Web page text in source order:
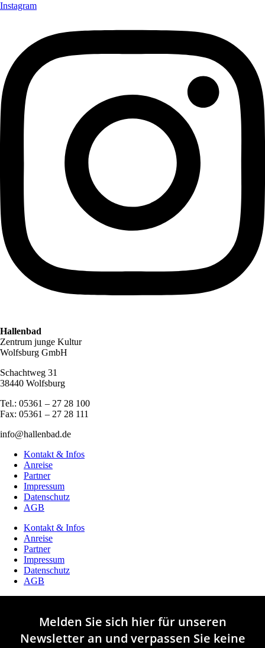
Instagram
Hallenbad
Zentrum junge Kultur
Wolfsburg GmbH
Schachtweg 31
38440 Wolfsburg
Tel.: 05361 – 27 28 100
Fax: 05361 – 27 28 111
info@hallenbad.de
Kontakt & Infos
Anreise
Partner
Impressum
Datenschutz
AGB
Kontakt & Infos
Anreise
Partner
Impressum
Datenschutz
AGB